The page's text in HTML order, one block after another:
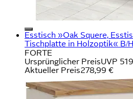
Esstisch »Oak Squere,
Tischplatte in Holzoptik« B/
FORTE
Ursprünglicher PreisUVP
Aktueller Preis278,99 €